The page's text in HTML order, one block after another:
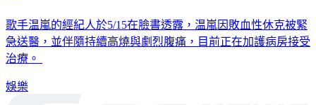
歌手温嵐的經紀人於5/15在臉書透露，温嵐因敗血性休克被緊
急送醫，並伴隨持續高燒與劇烈腹痛，目前正在加護病房接受
治療。
娛樂